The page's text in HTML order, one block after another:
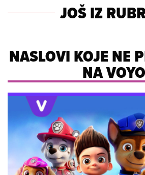
JOŠ IZ
NASLOVI KOJE NE
NA VOYO